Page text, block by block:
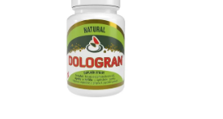
Nejdražší
Abecedně